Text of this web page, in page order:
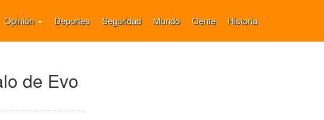
Opinión Deportes Seguridad Mundo Gente Historia
de Evo